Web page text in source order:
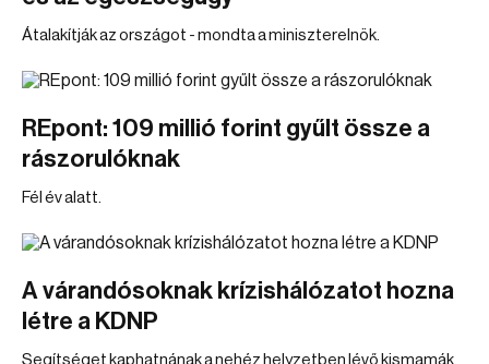
Átalakítják az országot - mondta a miniszterelnök.
REpont: 109 millió forint gyűlt össze a
rászorulóknak
Fél év alatt.
A várandósoknak krízishálózatot hozna
létre a KDNP
Segítséget kaphatnának a nehéz helyzetben lévő kismamák.